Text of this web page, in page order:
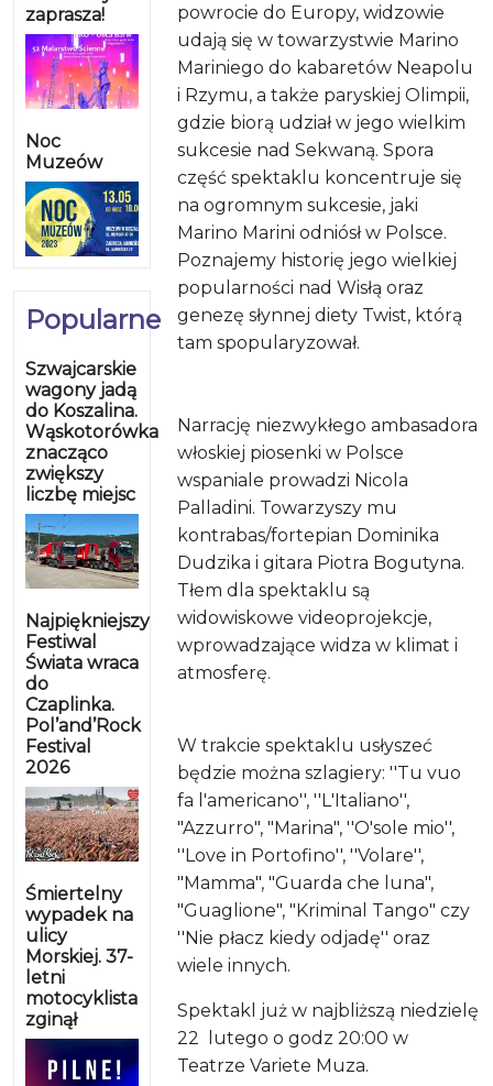
zaprasza!
Noc
Muzeów
Popularne
Szwajcarskie
wagony jadą
do Koszalina.
Wąskotorówka
znacząco
zwiększy
liczbę miejsc
Najpiękniejszy
Festiwal
Świata wraca
do
Czaplinka.
Pol’and’Rock
Festival
2026
Śmiertelny
wypadek na
ulicy
Morskiej. 37-
letni
motocyklista
zginął
powrocie do Europy, widzowie
udają się w towarzystwie Marino
Mariniego do kabaretów Neapolu
i Rzymu, a także paryskiej Olimpii,
gdzie biorą udział w jego wielkim
sukcesie nad Sekwaną. Spora
część spektaklu koncentruje się
na ogromnym sukcesie, jaki
Marino Marini odniósł w Polsce.
Poznajemy historię jego wielkiej
popularności nad Wisłą oraz
genezę słynnej diety Twist, którą
tam spopularyzował.
Narrację niezwykłego ambasadora
włoskiej piosenki w Polsce
wspaniale prowadzi Nicola
Palladini. Towarzyszy mu
kontrabas/fortepian Dominika
Dudzika i gitara Piotra Bogutyna.
Tłem dla spektaklu są
widowiskowe videoprojekcje,
wprowadzające widza w klimat i
atmosferę.
W trakcie spektaklu usłyszeć
będzie można szlagiery: ''Tu vuo
fa l'americano'', ''L'Italiano'',
"Azzurro", "Marina", ''O'sole mio'',
''Love in Portofino'', ''Volare'',
"Mamma", "Guarda che luna",
"Guaglione", "Kriminal Tango" czy
''Nie płacz kiedy odjadę'' oraz
wiele innych.
Spektakl już w najbliższą niedzielę
22
lutego o godz 20:00 w
Teatrze Variete Muza.